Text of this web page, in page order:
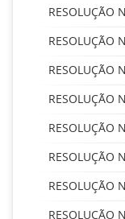
RESOLUÇÃO
RESOLUÇÃO
RESOLUÇÃO
RESOLUÇÃO
RESOLUÇÃO
RESOLUÇÃO
RESOLUÇÃO
RESOLUÇÃO